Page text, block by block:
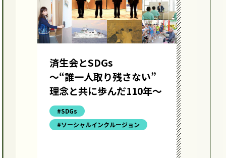
済生会とSDGs
〜“誰一人取り残さない”
理念と共に歩んだ110年〜
#SDGs
#ソーシャルインクルージョン